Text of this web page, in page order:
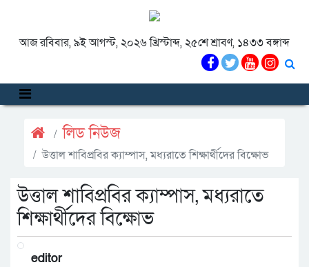
আজ রবিবার, ৯ই আগস্ট, ২০২৬ খ্রিস্টাব্দ, ২৫শে শ্রাবণ, ১৪৩৩ বঙ্গাব্দ
লিড নিউজ
উত্তাল শাবিপ্রবির ক্যাম্পাস, মধ্যরাতে শিক্ষার্থীদের বিক্ষোভ
উত্তাল শাবিপ্রবির ক্যাম্পাস, মধ্যরাতে
শিক্ষার্থীদের বিক্ষোভ
editor